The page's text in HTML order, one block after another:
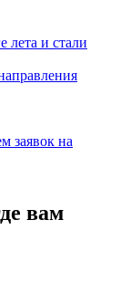
лета и стали
заявок на
вам